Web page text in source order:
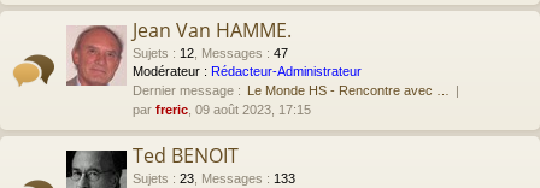
Jean Van HAMME.
Sujets : 12 Messages : 47
Modérateur : Rédacteur-Administrateur
Dernier message : Le Monde HS - Rencontre avec …
par freric , 09 août 2023, 17:15
Ted BENOIT
Sujets : 23 Messages : 133